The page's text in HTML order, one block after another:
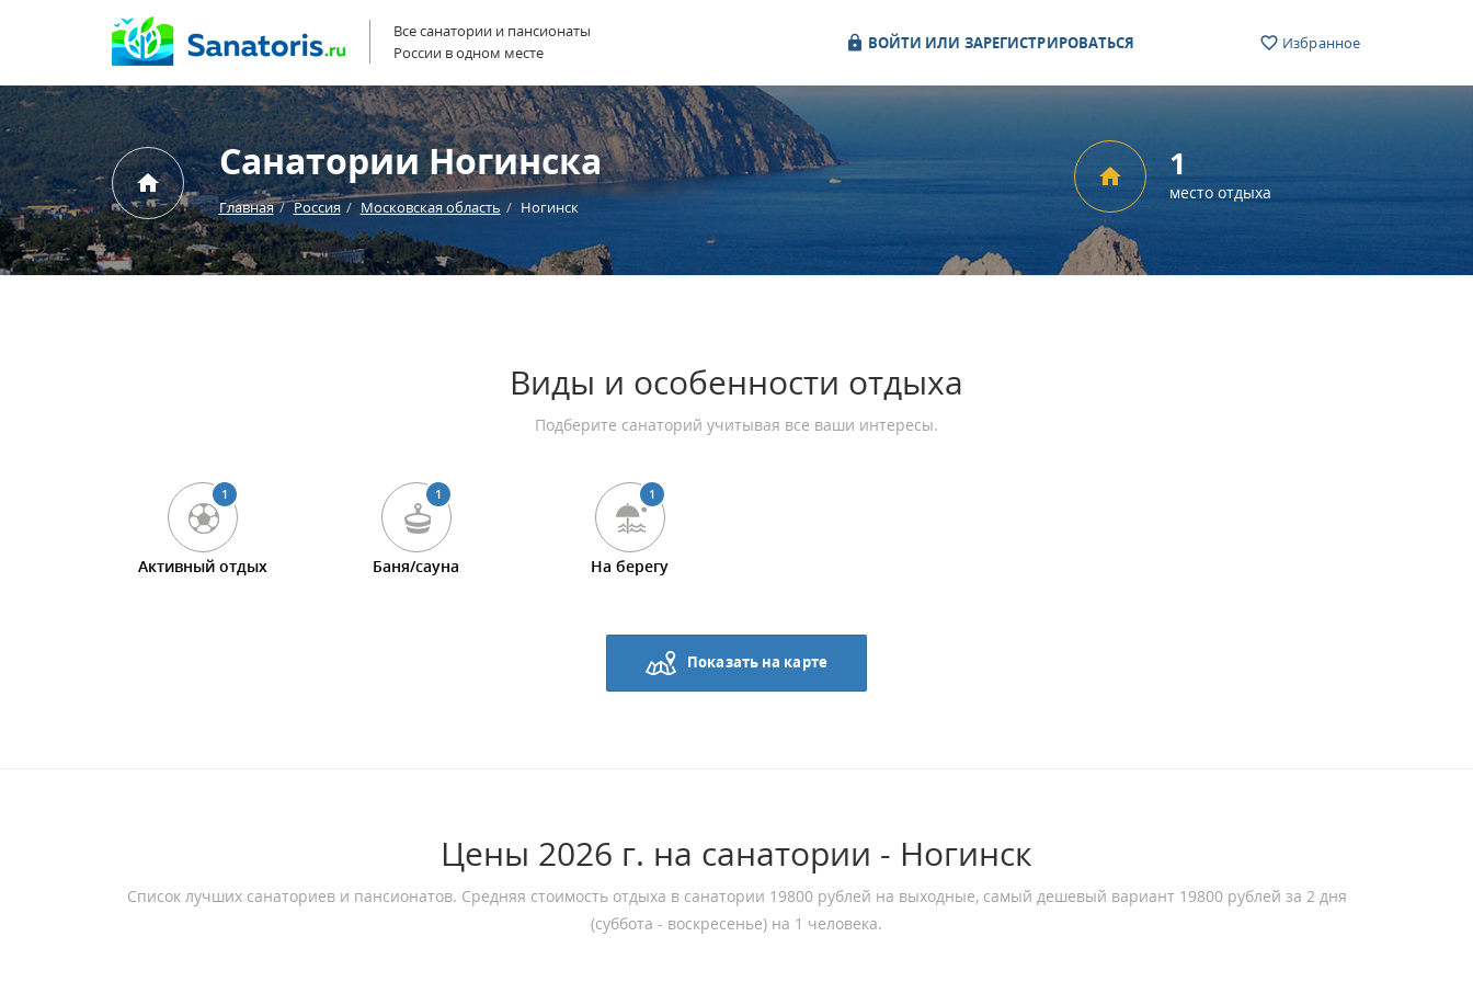
Все санатории и пансионаты
России в одном месте
ВОЙТИ ИЛИ ЗАРЕГИСТРИРОВАТЬСЯ Избранное
Санатории Ногинска
Главная Россия Московская область Ногинск
1
место отдыха
Виды и особенности отдыха
Подберите санаторий учитывая все ваши интересы.
1
Активный отдых
1
Баня/сауна
1
На берегу
Показать на карте
Цены 2026 г. на санатории - Ногинск
Список лучших санаториев и пансионатов. Средняя стоимость отдыха в санатории 19800 рублей на выходные, самый дешевый вариант 19800 рублей за 2 дня
(суббота - воскресенье) на 1 человека.